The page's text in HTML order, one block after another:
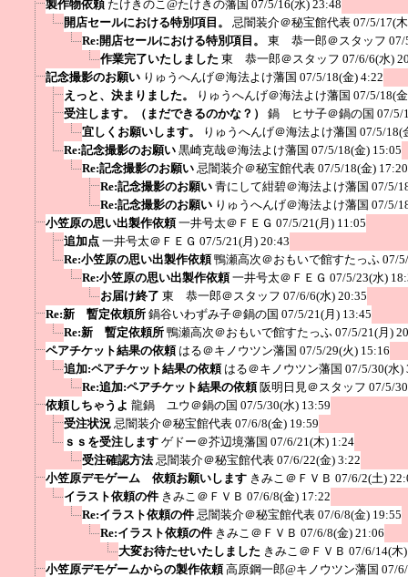
製作物依頼 たけきのこ@たけきの藩国 07/5/16(水) 23:48
開店セールにおける特別項目。
忌闇装介＠秘宝館代表 07/5/17(
Re:開店セールにおける特別項目。
東 恭一郎＠スタッフ 07/
作業完了いたしました 東 恭一郎＠スタッフ 07/6/6(水)
記念撮影のお願い りゅうへんげ＠海法よけ藩国 07/5/18(金) 4:22
えっと、決まりました。
りゅうへんげ＠海法よけ藩国 07/5/18(
受注します。（まだできるのかな？）
鍋 ヒサ子＠鍋の国 07/5/
宜しくお願いします。
りゅうへんげ＠海法よけ藩国 07/5/18(
Re:記念撮影のお願い 黒崎克哉＠海法よけ藩国 07/5/18(金) 15:05
Re:記念撮影のお願い 忌闇装介＠秘宝館代表 07/5/18(金) 17:20
Re:記念撮影のお願い 青にして紺碧＠海法よけ藩国 07/5/
Re:記念撮影のお願い りゅうへんげ＠海法よけ藩国 07/5/
小笠原の思い出製作依頼 一井号太＠ＦＥＧ 07/5/21(月) 11:05
追加点 一井号太＠ＦＥＧ 07/5/21(月) 20:43
Re:小笠原の思い出製作依頼 鴨瀬高次＠おもいで館すたっふ 07/
Re:小笠原の思い出製作依頼 一井号太＠ＦＥＧ 07/5/23(水)
お届け終了 東 恭一郎＠スタッフ 07/6/6(水) 20:35
Re:新 暫定依頼所 鍋谷いわずみ子＠鍋の国 07/5/21(月) 13:45
Re:新 暫定依頼所 鴨瀬高次＠おもいで館すたっふ 07/5/21(月)
ペアチケット結果の依頼 はる＠キノウツン藩国 07/5/29(火) 15:16
追加:ペアチケット結果の依頼 はる＠キノウツン藩国 07/5/30(水)
Re:追加:ペアチケット結果の依頼 阪明日見＠スタッフ 07/5/
依頼しちゃうよ 龍鍋 ユウ＠鍋の国 07/5/30(水) 13:59
受注状況 忌闇装介＠秘宝館代表 07/6/8(金) 19:59
ｓｓを受注します ゲドー＠芥辺境藩国 07/6/21(木) 1:24
受注確認方法 忌闇装介＠秘宝館代表 07/6/22(金) 3:22
小笠原デモゲーム 依頼お願いします きみこ＠ＦＶＢ 07/6/2(土)
イラスト依頼の件 きみこ＠ＦＶＢ 07/6/8(金) 17:22
Re:イラスト依頼の件 忌闇装介＠秘宝館代表 07/6/8(金) 19:55
Re:イラスト依頼の件 きみこ＠ＦＶＢ 07/6/8(金) 21:06
大変お待たせいたしました きみこ＠ＦＶＢ 07/6/14(木
小笠原デモゲームからの製作依頼 高原鋼一郎@キノウツン藩国 07/